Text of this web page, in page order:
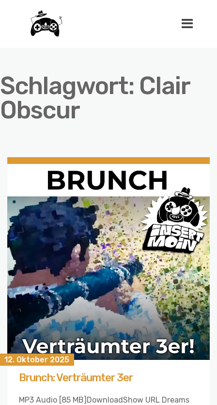
Schlagwort: Clair
Obscur
12. Oktober 2025
Brunch: Verträumter 3er
MP3 Audio [85 MB]DownloadShow URL Dreams